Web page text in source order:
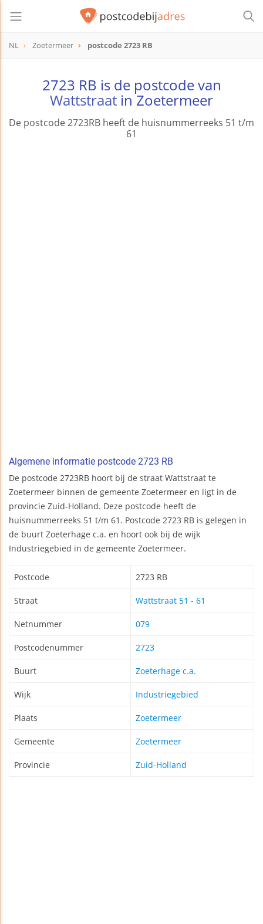
NL Zoetermeer postcode 2723 RB
2723 RB is de postcode van
Wattstraat in Zoetermeer
De postcode 2723RB heeft de huisnummerreeks 51 t/m
61
Algemene informatie postcode 2723 RB
De postcode 2723RB hoort bij de straat Wattstraat te
Zoetermeer binnen de gemeente Zoetermeer en ligt in de
provincie Zuid-Holland. Deze postcode heeft de
huisnummerreeks 51 t/m 61. Postcode 2723 RB is gelegen in
de buurt Zoeterhage c.a. en hoort ook bij de wijk
Industriegebied in de gemeente Zoetermeer.
Postcode 2723 RB
Straat Wattstraat 51 - 61
Netnummer 079
Postcodenummer 2723
Buurt Zoeterhage c.a.
Wijk Industriegebied
Plaats Zoetermeer
Gemeente Zoetermeer
Provincie Zuid-Holland